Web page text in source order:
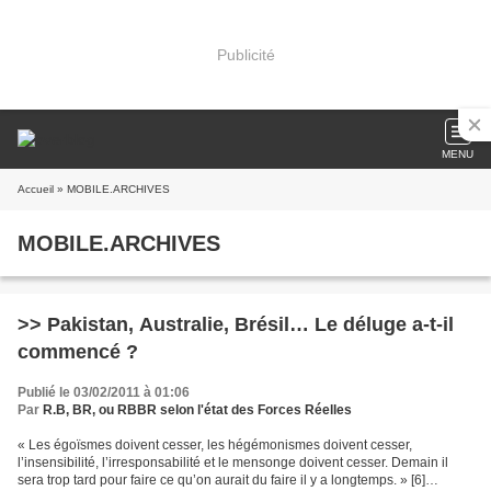
Publicité
MENU
Accueil » MOBILE.ARCHIVES
MOBILE.ARCHIVES
>> Pakistan, Australie, Brésil… Le déluge a-t-il
commencé ?
Publié le 03/02/2011 à 01:06
Par R.B, BR, ou RBBR selon l'état des Forces Réelles
« Les égoïsmes doivent cesser, les hégémonismes doivent cesser,
l’insensibilité, l’irresponsabilité et le mensonge doivent cesser. Demain il
sera trop tard pour faire ce qu’on aurait du faire il y a longtemps. » [6]